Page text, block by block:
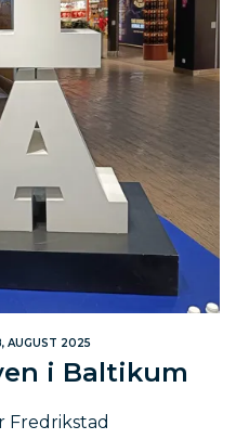
AUGUST 2025
i Baltikum
Fredrikstad